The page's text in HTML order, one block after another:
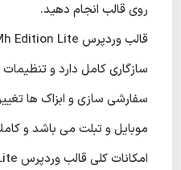
روی قالب انجام دهید.
سازگاری کامل دارد و
سفارشی سازی و ابزاک ها
موبایل و تبلت می باشد و
امکانات کلی قالب وردپرس Mh Edition Lite: